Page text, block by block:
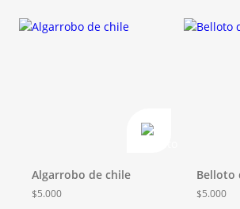
Algarrobo de chile
$5.000
Belloto
$5.000